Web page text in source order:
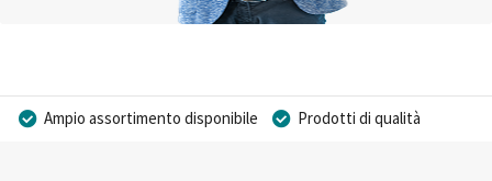
Ampio assortimento disponibile
Prodotti di qualità